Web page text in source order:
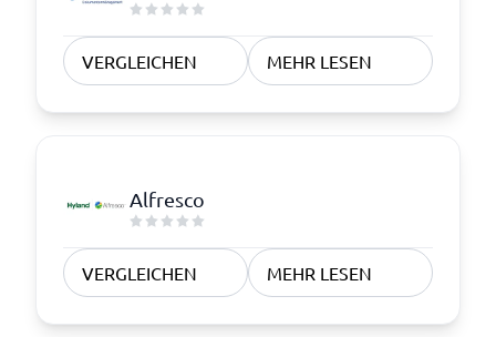
VERGLEICHEN MEHR LESEN
Alfresco
VERGLEICHEN MEHR LESEN